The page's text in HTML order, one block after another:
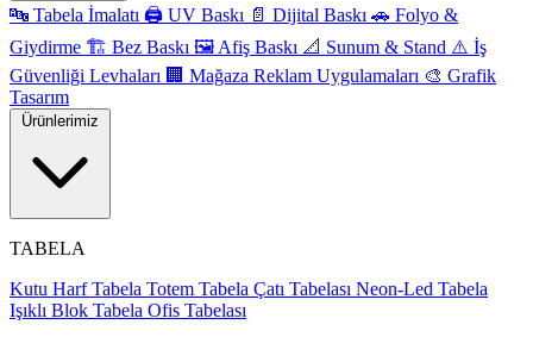
🔤 Tabela İmalatı 🖨️ UV Baskı 📄 Dijital Baskı 🚗 Folyo &
Giydirme 🏗️ Bez Baskı 🖼️ Afiş Baskı 📐 Sunum & Stand ⚠️ İş
Güvenliği Levhaları 🏢 Mağaza Reklam Uygulamaları 🎨 Grafik
Tasarım
TABELA
Kutu Harf Tabela Totem Tabela Çatı Tabelası Neon-Led Tabela
Işıklı Blok Tabela Ofis Tabelası